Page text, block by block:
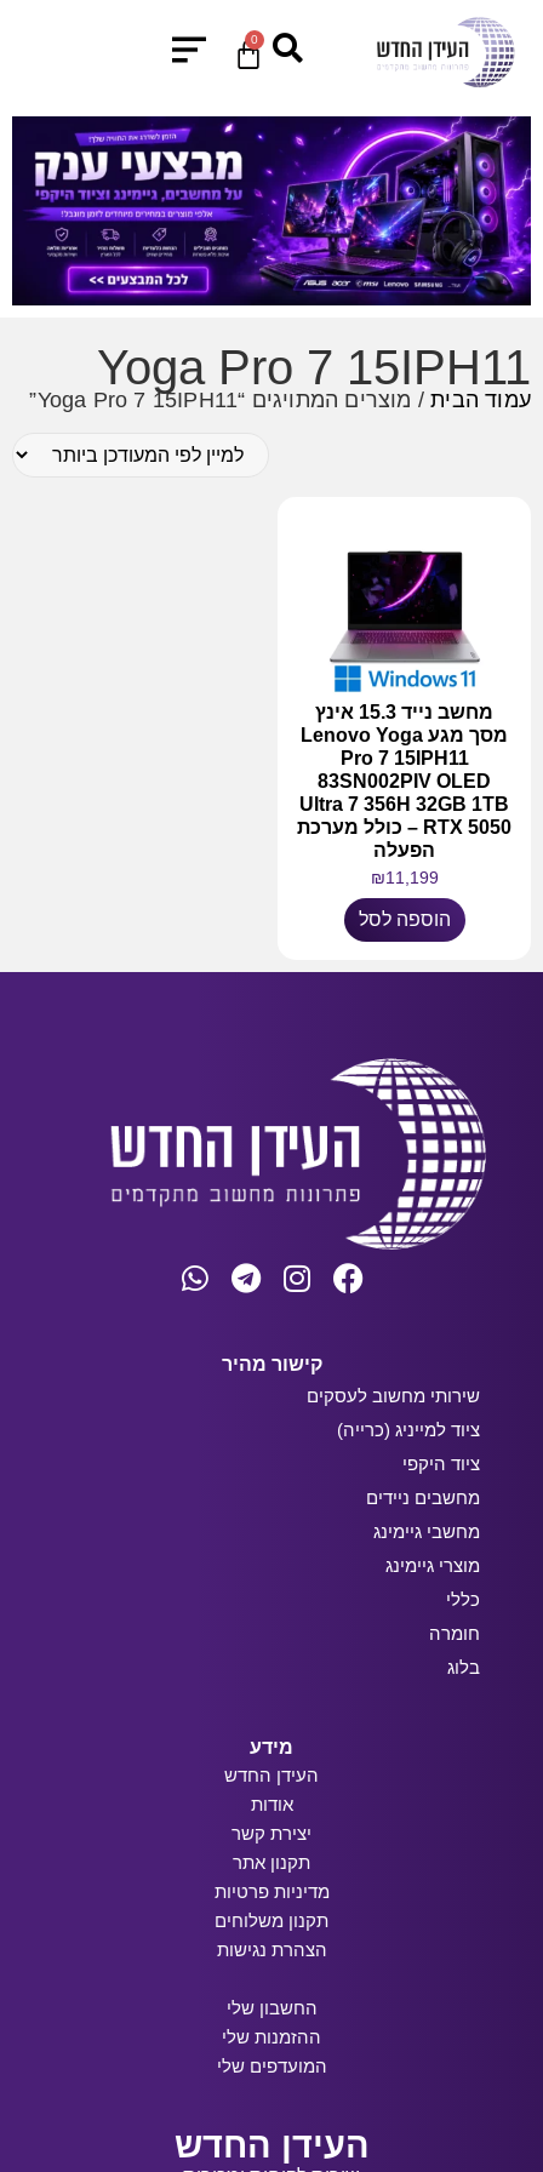
0
Yoga Pro 7 15IPH11
עמוד הבית/ מוצרים המתויגים “Yoga Pro 7 15IPH11”
מחשב נייד 15.3 אינץ
מסך מגע Lenovo Yoga
Pro 7 15IPH11
83SN002PIV OLED
Ultra 7 356H 32GB 1TB
RTX 5050 – כולל מערכת
הפעלה
₪11,199
הוספה לסל
קישור מהיר
שירותי מחשוב לעסקים
ציוד למייניג (כרייה)
ציוד היקפי
מחשבים ניידים
מחשבי גיימינג
מוצרי גיימינג
כללי
חומרה
בלוג
מידע
העידן החדש
אודות
יצירת קשר
תקנון אתר
מדיניות פרטיות
תקנון משלוחים
הצהרת נגישות
החשבון שלי
ההזמנות שלי
המועדפים שלי
העידן החדש